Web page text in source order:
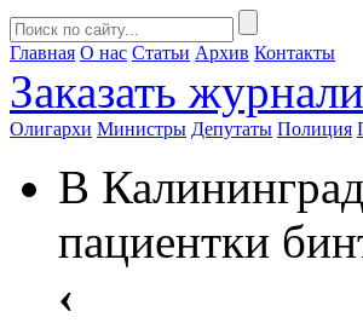
Главная О нас Статьи Архив Контакты
Заказать
Олигархи Министры Депутаты Полиция
В
пациентки
‹